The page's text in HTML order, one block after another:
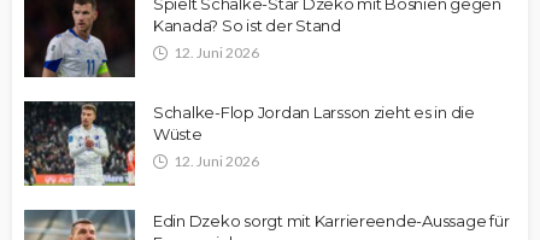
Kanada? So ist der Stand
12. Juni 2026
Schalke-Flop Jordan Larsson zieht es in die
Wüste
12. Juni 2026
Edin Dzeko sorgt mit Karriereende-Aussage für